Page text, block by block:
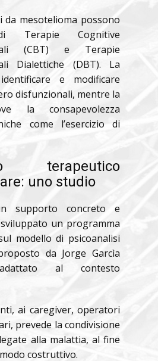
mesotelioma possono
Terapie Cognitive
(CBT) e Terapie
Dialettiche (DBT). La
e modificare
disfunzionali, mentre la
la consapevolezza
come l’esercizio di
terapeutico
uno studio
supporto concreto e
un programma
modello di psicoanalisi
da Jorge Garcìa
adattato al contesto
ai caregiver, operatori
prevede la condivisione
alla malattia, al fine
costruttivo.